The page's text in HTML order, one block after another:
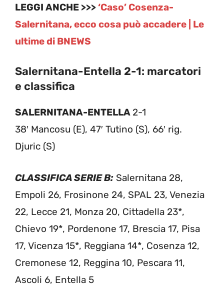
LEGGI ANCHE >>>‘Caso’ Cosenza-
Salernitana, ecco cosa può accadere | Le
ultime di BNEWS
Salernitana-Entella 2-1: marcatori
e classifica
SALERNITANA-ENTELLA 2-1
38′ Mancosu (E), 47′ Tutino (S), 66′ rig.
Djuric (S)
CLASSIFICA SERIE B: Salernitana 28,
Empoli 26, Frosinone 24, SPAL 23, Venezia
22, Lecce 21, Monza 20, Cittadella 23*,
Chievo 19*, Pordenone 17, Brescia 17, Pisa
17, Vicenza 15*, Reggiana 14*, Cosenza 12,
Cremonese 12, Reggina 10, Pescara 11,
Ascoli 6, Entella 5